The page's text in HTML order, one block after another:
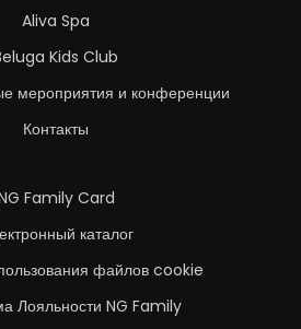
Aliva Spa
Kids Club
мероприятия и конференции
Контакты
Family Card
каталог
файлов cookie
Лояльности NG Family